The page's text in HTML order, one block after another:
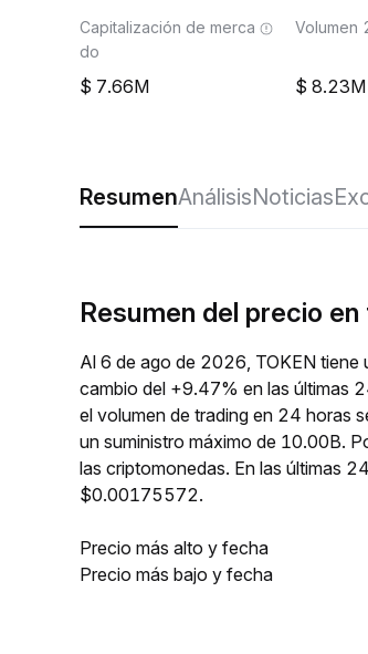
Capitalización de merca
do
7.66M
Volumen
8.23M
ResumenAnálisisNoticias
Resumen del precio
Al 6 de ago de 2026, TOKEN
cambio del +9.47% en las últimas
el volumen de trading en 24 horas
un suministro máximo de 10.00B.
las criptomonedas. En las últimas
$0.00175572.
Precio más alto y fecha
Precio más bajo y fecha